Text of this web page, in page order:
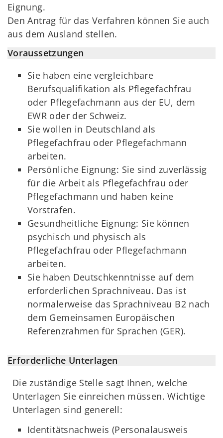
Eignung.
Den Antrag für das Verfahren können Sie auch
aus dem Ausland stellen.
Voraussetzungen
Sie haben eine vergleichbare
Berufsqualifikation als Pflegefachfrau
oder Pflegefachmann aus der EU, dem
EWR oder der Schweiz.
Sie wollen in Deutschland als
Pflegefachfrau oder Pflegefachmann
arbeiten.
Persönliche Eignung: Sie sind zuverlässig
für die Arbeit als Pflegefachfrau oder
Pflegefachmann und haben keine
Vorstrafen.
Gesundheitliche Eignung: Sie können
psychisch und physisch als
Pflegefachfrau oder Pflegefachmann
arbeiten.
Sie haben Deutschkenntnisse auf dem
erforderlichen Sprachniveau. Das ist
normalerweise das Sprachniveau B2 nach
dem Gemeinsamen Europäischen
Referenzrahmen für Sprachen (GER).
Erforderliche Unterlagen
Die zuständige Stelle sagt Ihnen, welche
Unterlagen Sie einreichen müssen. Wichtige
Unterlagen sind generell:
Identitätsnachweis (Personalausweis